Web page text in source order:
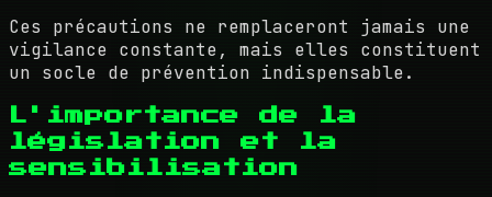
Ces précautions ne remplaceront jamais une
vigilance constante, mais elles constituent
un socle de prévention indispensable.
L'importance de la
législation et la
sensibilisation